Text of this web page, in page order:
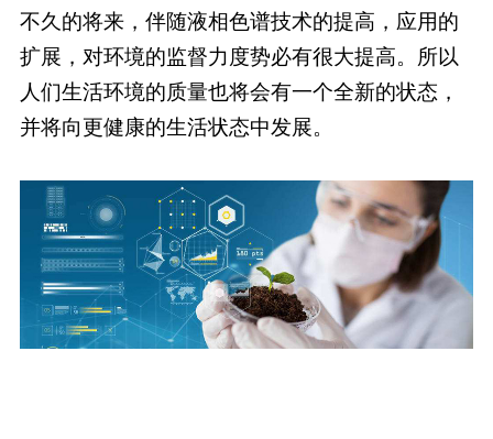
不久的将来，伴随液相色谱技术的提高，应用的
扩展，对环境的监督力度势必有很大提高。所以
人们生活环境的质量也将会有一个全新的状态，
并将向更健康的生活状态中发展。